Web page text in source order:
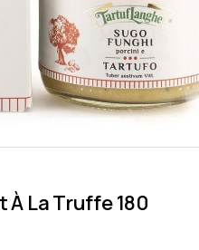
À La Truffe 180